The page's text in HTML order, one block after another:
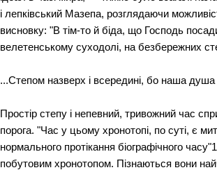
і лепківський Мазепа, розглядаючи
висновку: "В тім-то й біда, що Господь
велетенському суходолі, на безбережних
...Степом назверх і всередині, бо наша
Простір степу і непевний, тривожний час
порога. "Час у цьому хронотопі, по суті, є
нормального протікання біографічного
побутовим хронотопом. Пізнаються вони